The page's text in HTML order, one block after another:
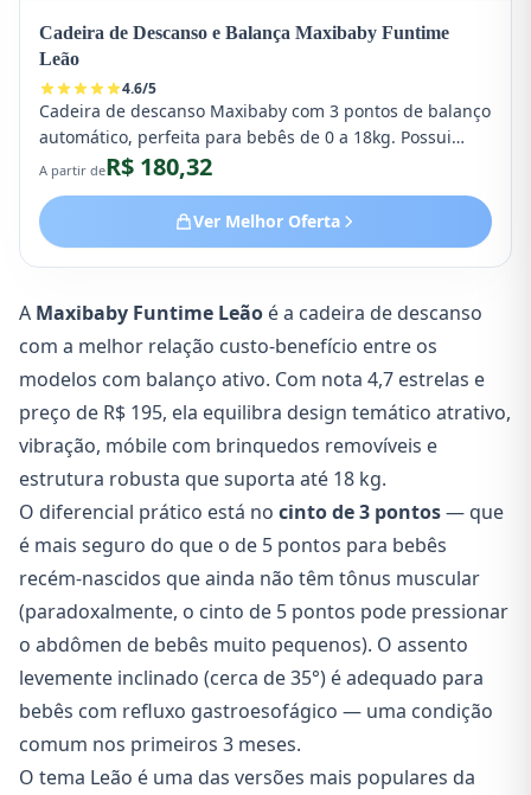
Cadeira de Descanso e Balança Maxibaby Funtime
Leão
4.6/5
Cadeira de descanso Maxibaby com 3 pontos de balanço
automático, perfeita para bebês de 0 a 18kg. Possui
vibração, música, brinquedos removíveis e tecido
de 3 meses.
A partir deR$ 180,32
Ver Melhor Oferta
A Maxibaby Funtime Leão é a cadeira de descanso
com a melhor relação custo-benefício entre os
modelos com balanço ativo. Com nota 4,7 estrelas e
preço de R$ 195, ela equilibra design temático atrativo,
vibração, móbile com brinquedos removíveis e
estrutura robusta que suporta até 18 kg.
O diferencial prático está no cinto de 3 pontos— que
é mais seguro do que o de 5 pontos para bebês
recém-nascidos que ainda não têm tônus muscular
(paradoxalmente, o cinto de 5 pontos pode pressionar
o abdômen de bebês muito pequenos). O assento
levemente inclinado (cerca de 35°) é adequado para
bebês com refluxo gastroesofágico — uma condição
comum nos primeiros 3 meses.
O tema Leão é uma das versões mais populares da